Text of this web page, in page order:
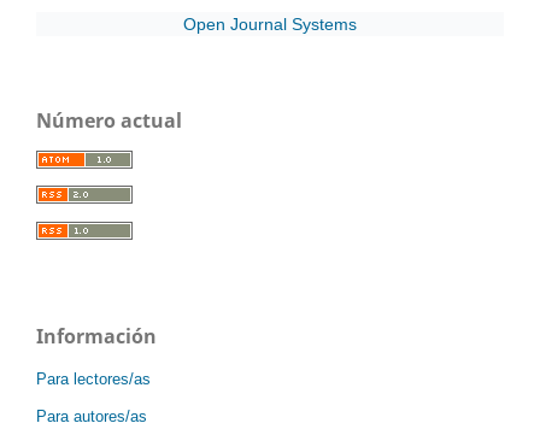
Open Journal Systems
Número actual
Información
Para lectores/as
Para autores/as